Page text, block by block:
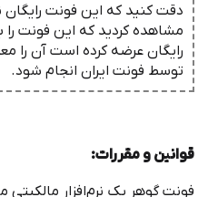
دقت کنید که این فونت رایگان
مشاهده کردید که این فونت را
رایگان عرضه کرده است آن را
توسط فونت ‌ایران انجام شود.
قوانین و مقررات:
‌فونت گوهر یک نرمافزار